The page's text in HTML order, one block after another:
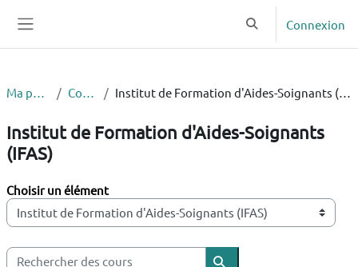
Activer/désactiver
Connexion
Ma page Cours Institut de Formation d'Aides-Soignants (IFAS)
Institut de Formation d'Aides-Soignants
(IFAS)
Catégories de cours
Rechercher des cours